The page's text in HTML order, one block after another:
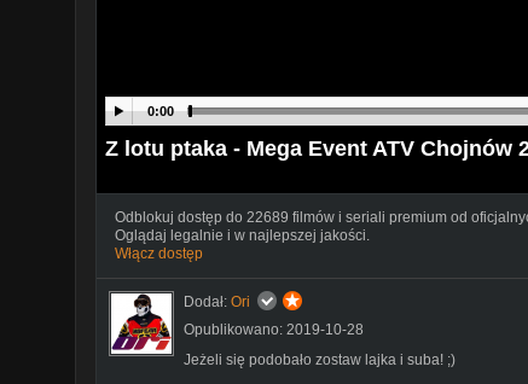
0:00
Z lotu ptaka - Mega Event ATV Chojnów
Odblokuj dostęp do 22689 filmów i seriali premium od
Oglądaj legalnie i w najlepszej jakości.
Włącz dostęp
Dodał: Ori
Opublikowano: 2019-10-28
Jeżeli się podobało zostaw lajka i suba! ;)